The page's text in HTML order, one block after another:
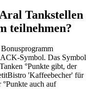
Tankstellen
teilnehmen?
Symbol. Das Symbol
°Punkte gibt, der
'Kaffeebecher' für
auch auf